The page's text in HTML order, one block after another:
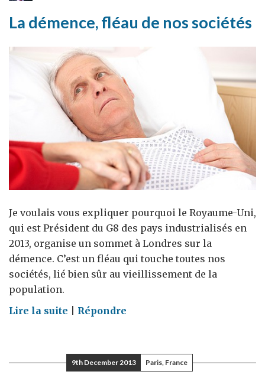
La démence, fléau de nos sociétés
Je voulais vous expliquer pourquoi le Royaume-Uni,
qui est Président du G8 des pays industrialisés en
2013, organise un sommet à Londres sur la
démence. C’est un fléau qui touche toutes nos
sociétés, lié bien sûr au vieillissement de la
population.
Lire la suite on
fléau
de
Répondre
9th December 2013 Paris, France